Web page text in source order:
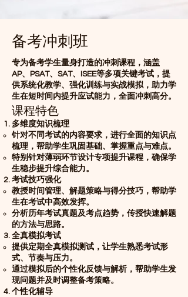
备考冲刺班
专为备考学生量身打造的冲刺课程，涵盖
AP、PSAT、SAT、ISEE等多项关键考试，提
供系统化教学、强化训练与实战模拟，助力学
生在短时间内提升应试能力，全面冲刺高分。
课程特色
多维度知识梳理
针对不同考试的内容要求，进行全面的知识点
梳理，帮助学生巩固基础、掌握重点与难点。
特别针对薄弱环节设计专项提升课程，确保学
生稳步提升综合能力。
考试技巧强化
教授时间管理、解题策略与得分技巧，帮助学
生在考试中高效发挥。
分析历年考试真题及考点趋势，传授快速解题
的方法与思路。
全真模拟考试
提供定期全真模拟测试，让学生熟悉考试形
式、节奏与压力。
通过模拟后的个性化反馈与解析，帮助学生发
现问题并及时调整备考策略。
个性化辅导